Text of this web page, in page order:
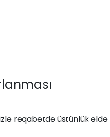
rəqabətdə üstünlük əldə